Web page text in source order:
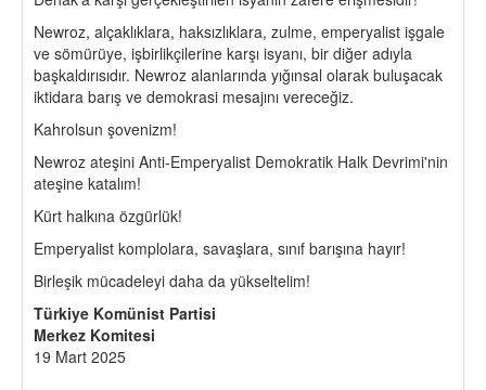
Newroz, alçaklıklara, haksızlıklara, zulme, emperyalist işgale
ve sömürüye, işbirlikçilerine karşı isyanı, bir diğer adıyla
başkaldırısıdır. Newroz alanlarında yığınsal olarak buluşacak
iktidara barış ve demokrasi mesajını vereceğiz.
Kahrolsun şovenizm!
Newroz ateşini Anti-Emperyalist Demokratik Halk Devrimi'nin
ateşine katalım!
Kürt halkına özgürlük!
Emperyalist komplolara, savaşlara, sınıf barışına hayır!
Birleşik mücadeleyi daha da yükseltelim!
Türkiye Komünist Partisi
Merkez Komitesi
19 Mart 2025